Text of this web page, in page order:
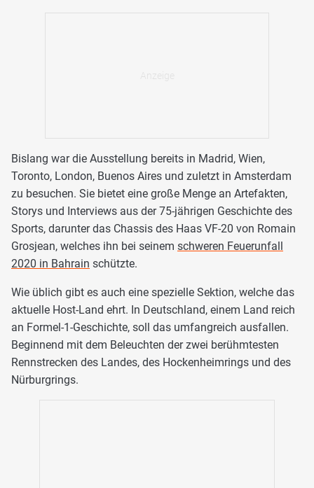
Bislang war die Ausstellung bereits in Madrid, Wien,
Toronto, London, Buenos Aires und zuletzt in Amsterdam
zu besuchen. Sie bietet eine große Menge an Artefakten,
Storys und Interviews aus der 75-jährigen Geschichte des
Sports, darunter das Chassis des Haas VF-20 von Romain
Grosjean, welches ihn bei seinem schweren Feuerunfall
2020 in Bahrain schützte.
Wie üblich gibt es auch eine spezielle Sektion, welche das
aktuelle Host-Land ehrt. In Deutschland, einem Land reich
an Formel-1-Geschichte, soll das umfangreich ausfallen.
Beginnend mit dem Beleuchten der zwei berühmtesten
Rennstrecken des Landes, des Hockenheimrings und des
Nürburgrings.